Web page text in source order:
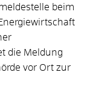
beim
die Meldung
vor Ort zur